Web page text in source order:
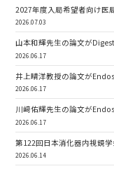
2027年度入局希望者向け医
2026.07.03
山本和輝先生の論文が
2026.06.17
井上晴洋教授の論文が
2026.06.17
川﨑佑輝先生の論文が
2026.06.17
第122回日本消化器内視鏡
2026.06.14